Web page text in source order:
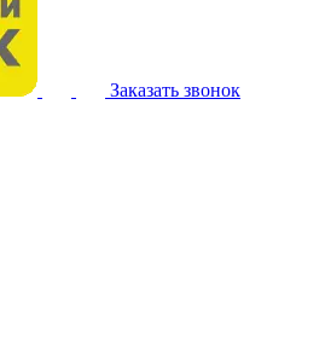
Заказать звонок